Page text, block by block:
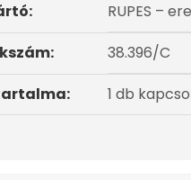
RUPES –
38.396/C
1 db